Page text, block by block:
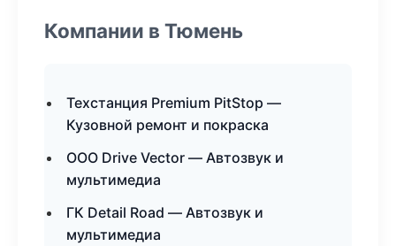
Компании в Тюмень
Техстанция Premium PitStop —
Кузовной ремонт и покраска
ООО Drive Vector — Автозвук и
мультимедиа
ГК Detail Road — Автозвук и
мультимедиа